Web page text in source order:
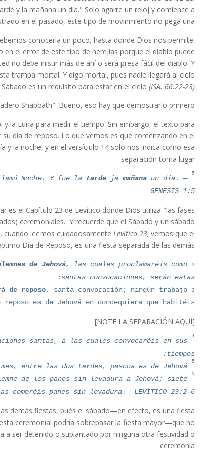
y la mañana un día." Solo agarre un reloj y comience a
en el pasado, este tipo de movinmiento no pega una.
conocerla un poco, hasta donde Dios nos permite.
el error de este tipo de herejías porque el diablo puede
no debe inistir más de ahí o será presa fácil del diablo. Y
trampa mortal. Y digo mortal, pues nadie llegará al cielo
Sábado es un requisito para estar en el cielo(ISA. 66:22-23)…
Shabbath". Bueno, eso hay que demostrarlo primero.
y la Luna para medir el tiempo. Sin embargo, el texto para
día de reposo. Lo que vemos es que comenzando en el
y la noche, y en el versíciulo 14 solo nos indica como esa
separación toma lugar.
5
Noche. Y fue la tarde ja mañana un día. —
GÉNESIS 1:5
es el Capítulo 23 de Levítico donde Dios utiliza "las fases
ceremoniales. Y recuerde que el Sábado y un sábado
cuando leemos cuidadosamenteLevítico 23, vemos que el
Día de Reposo, es una fiesta separada de las demás—
de Jehová, las cuales proclamaréis como
santas convocaciones, serán estas:
de reposo, santa convocación; ningún trabajo
es de Jehová en dondequiera que habitéis.
[NOTE LA SEPARACIÓN AQUÍ]
4
santas, a las cuales convocaréis en sus
tiempos:
5
entre las dos tardes, pascua es de Jehová.
6
de los panes sin levadura a Jehová; siete
comeréis panes sin levadura. —LEVÍTICO 23:2-6
demás fiestas, pués el sábado—en efecto, es una fiesta
ceremonial podría sobrepasar la fiesta mayor—que no
a ser detenido o suplantado por ninguna otra festividad o
ceremonia.